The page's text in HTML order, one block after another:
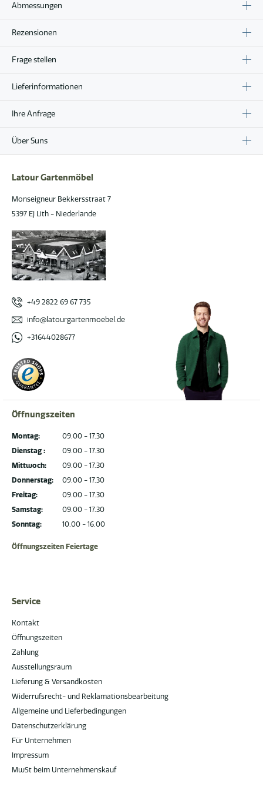
Abmessungen
Rezensionen
Frage stellen
Lieferinformationen
Ihre Anfrage
Über Suns
Latour Gartenmöbel
Monseigneur Bekkersstraat 7
5397 EJ Lith - Niederlande
+49 2822 69 67 735
info@latourgartenmoebel.de
+31644028677
Öffnungszeiten
Montag:
Dienstag :
Mittwoch:
Donnerstag:
Freitag:
Samstag:
Sonntag:
09.00 - 17.30
09.00 - 17.30
09.00 - 17.30
09.00 - 17.30
09.00 - 17.30
09.00 - 17.30
10.00 - 16.00
Öffnungszeiten Feiertage
Service
Kontakt
Öffnungszeiten
Zahlung
Ausstellungsraum
Lieferung & Versandkosten
Widerrufsrecht- und Reklamationsbearbeitung
Allgemeine und Lieferbedingungen
Datenschutzerklärung
Für Unternehmen
Impressum
MwSt beim Unternehmenskauf